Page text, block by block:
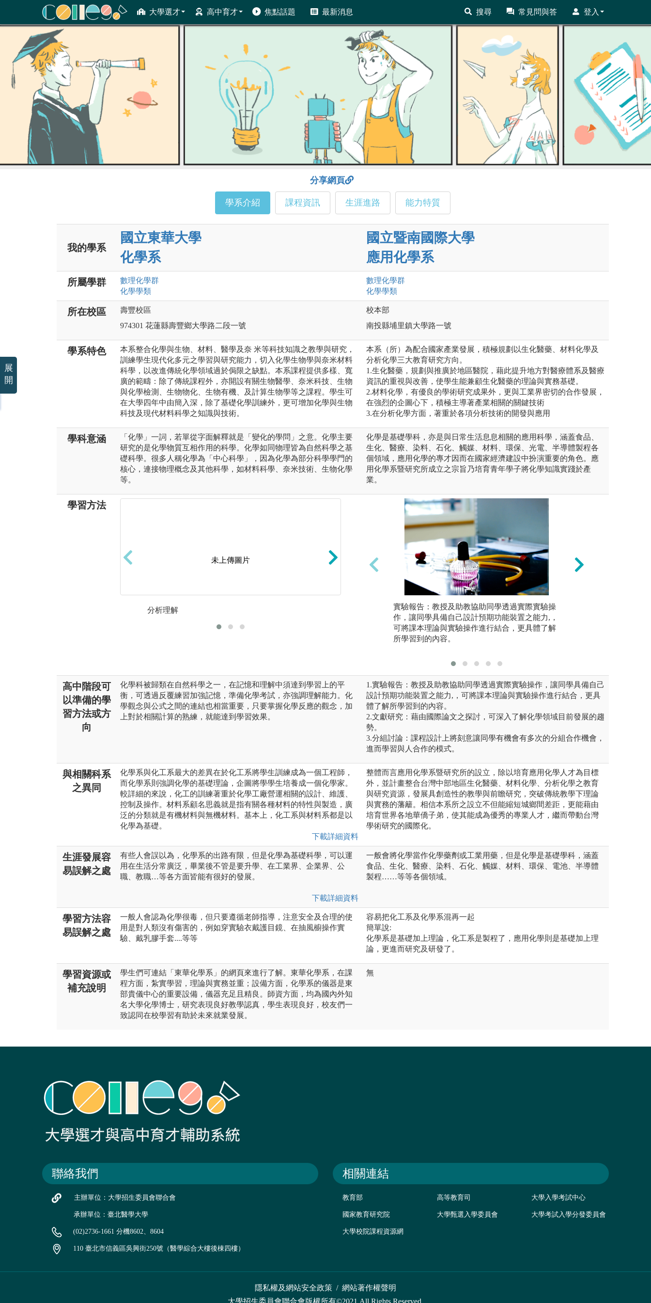
大學選才 高中育才 焦點話題 最新消息 搜尋 常見問與答 登入
ColleGo! 大學選才與高中育才輔助系統
分享網頁
學系介紹 課程資訊 生涯進路 能力特質
我的學系
國立東華大學
化學系
國立暨南國際大學
應用化學系
所屬學群 數理化學群
化學學類
數理化學群
化學學類
所在校區
壽豐校區
974301 花蓮縣壽豐鄉大學路二段一號
校本部
南投縣埔里鎮大學路一號
學系特色
本系整合化學與生物、材料、醫學及奈 米等科技知識之教學與研究，
訓練學生現代化多元之學習與研究能力，切入化學生物學與奈米材料
科學，以改進傳統化學領域過於侷限之缺點。本系課程提供多樣、寬
廣的範疇：除了傳統課程外，亦開設有關生物醫學、奈米科技、生物
與化學檢測、生物物化、生物有機、及計算生物學等之課程。學生可
在大學四年中由簡入深，除了基礎化學訓練外，更可增加化學與生物
科技及現代材料科學之知識與技術。
本系（所）為配合國家產業發展，積極規劃以生化醫藥、材料化學及
分析化學三大教育研究方向。
1.生化醫藥，規劃與推廣於地區醫院，藉此提升地方對醫療體系及醫療
資訊的重視與改善，使學生能兼顧生化醫藥的理論與實務基礎。
2.材料化學，有優良的學術研究成果外，更與工業界密切的合作發展，
在強烈的企圖心下，積極主導著產業相關的關鍵技術
3.在分析化學方面，著重於各項分析技術的開發與應用
學科意涵
「化學」一詞，若單從字面解釋就是「變化的學問」之意。化學主要
研究的是化學物質互相作用的科學。化學如同物理皆為自然科學之基
礎科學。很多人稱化學為「中心科學」，因為化學為部分科學學門的
核心，連接物理概念及其他科學，如材料科學、奈米技術、生物化學
等。
化學是基礎學科，亦是與日常生活息息相關的應用科學，涵蓋食品、
生化、醫療、染料、石化、觸媒、材料、環保、光電、半導體製程各
個領域，應用化學的專才因而在國家經濟建設中扮演重要的角色。應
用化學系暨研究所成立之宗旨乃培育青年學子將化學知識實踐於產
業。
學習方法
未上傳圖片
分析理解
未上傳圖片
理論與計算實驗報告：教授及助教協助同學透過實際實驗操
作，讓同學具備自己設計預期功能裝置之能力,，
可將課本理論與實驗操作進行結合，更具體了解
所學習到的內容。
高中階段可
以準備的學
習方法或方
向
化學科被歸類在自然科學之一，在記憶和理解中須達到學習上的平
衡，可透過反覆練習加強記憶，準備化學考試，亦強調理解能力。化
學觀念與公式之間的連結也相當重要，只要掌握化學反應的觀念，加
上對於相關計算的熟練，就能達到學習效果。
1.實驗報告：教授及助教協助同學透過實際實驗操作，讓同學具備自己
設計預期功能裝置之能力,，可將課本理論與實驗操作進行結合，更具
體了解所學習到的內容。
2.文獻研究：藉由國際論文之探討，可深入了解化學領域目前發展的趨
勢。
3.分組討論：課程設計上將刻意讓同學有機會有多次的分組合作機會，
進而學習與人合作的模式。
與相關科系
之異同
化學系與化工系最大的差異在於化工系將學生訓練成為一個工程師，
而化學系則強調化學的基礎理論，企圖將學學生培養成一個化學家。
較詳細的來說，化工的訓練著重於化學工廠營運相關的設計、維護、
控制及操作。材料系顧名思義就是指有關各種材料的特性與製造，廣
泛的分類就是有機材料與無機材料。基本上，化工系與材料系都是以
化學為基礎。
下載詳細資料
整體而言應用化學系暨研究所的設立，除以培育應用化學人才為目標
外，並計畫整合台灣中部地區生化醫藥、材料化學、分析化學之教育
與研究資源，發展具創造性的教學與前瞻研究，突破傳統教學下理論
與實務的藩籬。相信本系所之設立不但能縮短城鄉間差距，更能藉由
培育世界各地華僑子弟，使其能成為優秀的專業人才，繼而帶動台灣
學術研究的國際化。
生涯發展容
易誤解之處
有些人會誤以為，化學系的出路有限，但是化學為基礎科學，可以運
用在生活分常廣泛，畢業後不管是要升學、在工業界、企業界、公
職、教職…等各方面皆能有很好的發展。
下載詳細資料
一般會將化學當作化學藥劑或工業用藥，但是化學是基礎學科，涵蓋
食品、生化、醫療、染料、石化、觸媒、材料、環保、電池、半導體
製程……等等各個領域。
學習方法容
易誤解之處
一般人會認為化學很毒，但只要遵循老師指導，注意安全及合理的使
用是對人類沒有傷害的，例如穿實驗衣戴護目鏡、在抽風櫥操作實
驗、戴乳膠手套....等等
容易把化工系及化學系混再一起
簡單說:
化學系是基礎加上理論，化工系是製程了，應用化學則是基礎加上理
論，更進而研究及研發了。
學習資源或
補充說明
學生們可連結「東華化學系」的網頁來進行了解。東華化學系，在課
程方面，紮實學習，理論與實務並重；設備方面，化學系的儀器是東
部貴儀中心的重要設備，儀器充足且精良。師資方面，均為國內外知
名大學化學博士，研究表現良好教學認真，學生表現良好，校友們一
致認同在校學習有助於未來就業發展。
無
聯絡我們
主辦單位：大學招生委員會聯合會
承辦單位：臺北醫學大學
(02)2736-1661 分機8602、8604
110 臺北市信義區吳興街250號（醫學綜合大樓後棟四樓）
相關連結
教育部 高等教育司 大學入學考試中心
國家教育研究院 大學甄選入學委員會 大學考試入學分發委員會
大學校院課程資源網
隱私權及網站安全政策 / 網站著作權聲明
展
開